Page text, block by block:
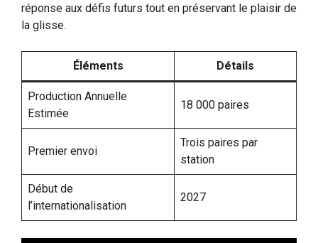
réponse aux défis futurs tout en préservant le plaisir de
la glisse.
Éléments Détails
Production Annuelle
Estimée
18 000 paires
Premier envoi
Trois paires par
station
Début de
l’internationalisation
2027